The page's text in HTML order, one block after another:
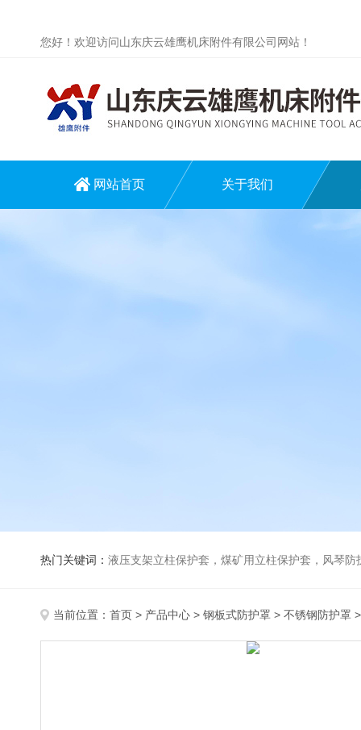
您好！欢迎访问山东庆云雄鹰机床附件有限公司网站！
网站首页 关于我们
热门关键词： 液压支架立柱保护套，煤矿用立柱保护套，风琴
当前位置： 首页 > 产品中心 > 钢板式防护罩 > 不锈钢防护罩